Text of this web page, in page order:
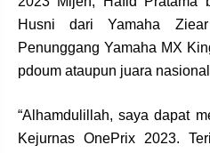
Husni dari Yamaha
Penunggang Yamaha MX
pdoum ataupun juara
“Alhamdulillah, saya dapat
Kejurnas OnePrix 2023.